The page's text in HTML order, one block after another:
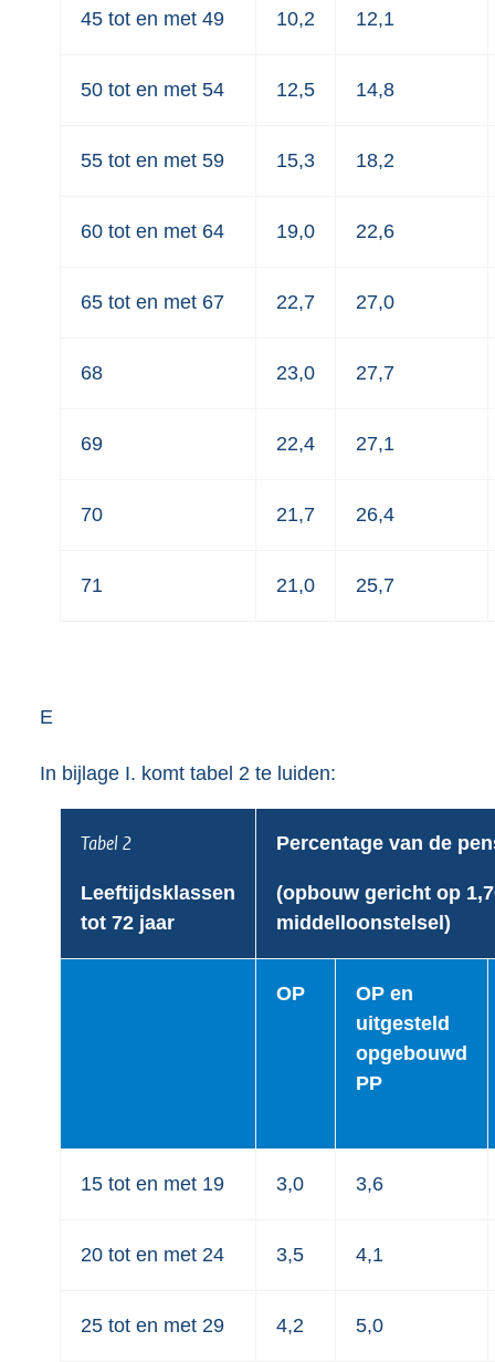
45 tot en met 49 10,2 12,1
50 tot en met 54 12,5 14,8
55 tot en met 59 15,3 18,2
60 tot en met 64 19,0 22,6
65 tot en met 67 22,7 27,0
68 23,0 27,7
69 22,4 27,1
70 21,7 26,4
71 21,0 25,7
E
In bijlage I. komt tabel 2 te luiden:
Tabel 2
Leeftijdsklassen
tot 72 jaar
Percentage van de
(opbouw gericht op
middelloonstelsel)
OP
OP en
uitgesteld
opgebouwd
PP
15 tot en met 19 3,0 3,6
20 tot en met 24 3,5 4,1
25 tot en met 29 4,2 5,0